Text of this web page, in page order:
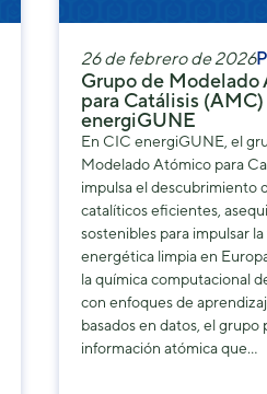
26 de febrero de 2026
Grupo de
para Catálisis (AMC)
energiGUNE
En CIC energiGUNE, el
Modelado Atómico para
impulsa el descubrimiento
catalíticos eficientes,
sostenibles para impulsar
energética limpia en
la química computacional
con enfoques de
basados ​​en datos, el grupo
información atómica que…